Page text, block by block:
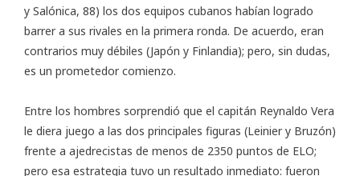
y Salónica, 88) los dos equipos cubanos habían logrado
barrer a sus rivales en la primera ronda. De acuerdo, eran
contrarios muy débiles (Japón y Finlandia); pero, sin dudas,
es un prometedor comienzo.
Entre los hombres sorprendió que el capitán Reynaldo Vera
le diera juego a las dos principales figuras (Leinier y Bruzón)
frente a ajedrecistas de menos de 2350 puntos de ELO;
pero esa estrategia tuvo un resultado inmediato: fueron